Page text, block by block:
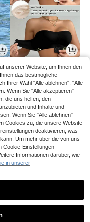
11,49€
5
unserer Website, um Ihnen den
das bestmögliche
Ihrer Wahl "Alle ablehnen", "Alle
Wenn Sie "Alle akzeptieren"
die uns helfen, den
und Inhalte und
Wenn Sie "Alle ablehnen"
Cookies zu, die unsere Website
deaktivieren, was
Um mehr über die von uns
Cookie-Einstellungen
Informationen darüber, wie
in unserer